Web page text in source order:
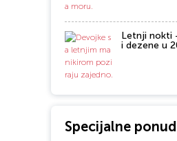
Letnji nokti
i dezene u
Specijalne